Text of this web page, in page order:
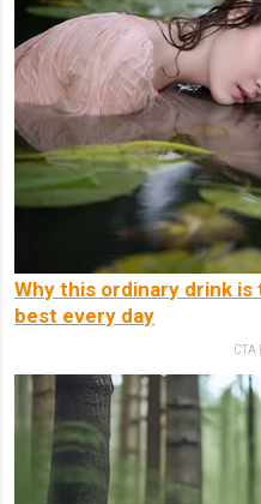
Why this ordinary drink
best every day
CTA